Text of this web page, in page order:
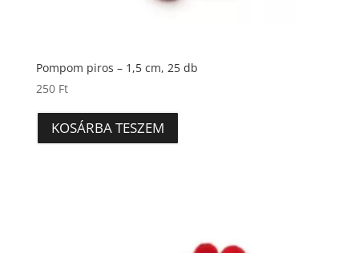
Pompom piros – 1,5 cm, 25 db
250 Ft
KOSÁRBA TESZEM